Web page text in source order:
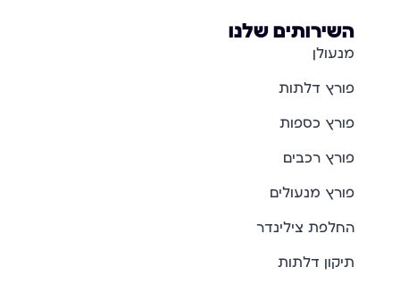
השירותים שלנו
מנעולן
פורץ דלתות
פורץ כספות
פורץ רכבים
פורץ מנעולים
החלפת צילינדר
תיקון דלתות